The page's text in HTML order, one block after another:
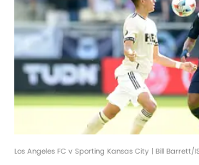
Los Angeles FC v Sporting Kansas City | Bill Barrett/